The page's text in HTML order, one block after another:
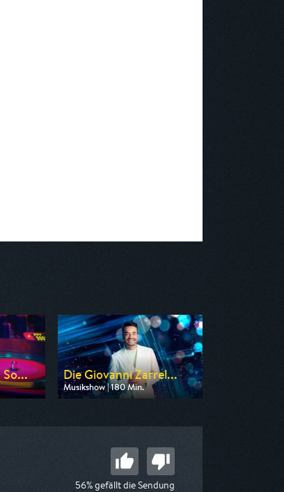
Die Giovanni Zarrel...
Musikshow | 180 Min.
Ausgestrahlt von ZDF
56% gefällt die Sendung